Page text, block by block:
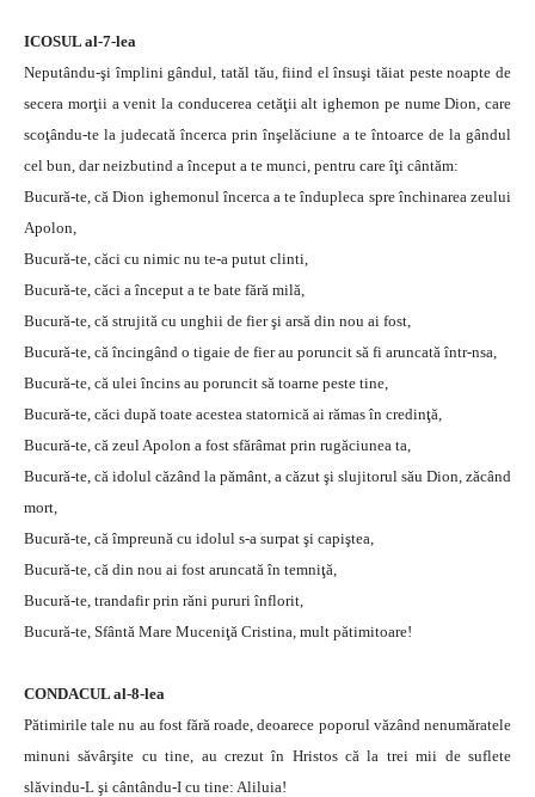
ICOSUL al-7-lea
Neputându-şi împlini gândul, tatăl tău, fiind el însuşi tăiat peste noapte de
secera morţii a venit la conducerea cetăţii alt ighemon pe nume Dion, care
scoţându-te la judecată încerca prin înşelăciune a te întoarce de la gândul
cel bun, dar neizbutind a început a te munci, pentru care îţi cântăm:
Bucură-te, că Dion ighemonul încerca a te îndupleca spre închinarea zeului
Apolon,
Bucură-te, căci cu nimic nu te-a putut clinti,
Bucură-te, căci a început a te bate fără milă,
Bucură-te, că strujită cu unghii de fier şi arsă din nou ai fost,
Bucură-te, că încingând o tigaie de fier au poruncit să fi aruncată într-nsa,
Bucură-te, că ulei încins au poruncit să toarne peste tine,
Bucură-te, căci după toate acestea statornică ai rămas în credinţă,
Bucură-te, că zeul Apolon a fost sfărâmat prin rugăciunea ta,
Bucură-te, că idolul căzând la pământ, a căzut şi slujitorul său Dion, zăcând
mort,
Bucură-te, că împreună cu idolul s-a surpat şi capiştea,
Bucură-te, că din nou ai fost aruncată în temniţă,
Bucură-te, trandafir prin răni pururi înflorit,
Bucură-te, Sfântă Mare Muceniţă Cristina, mult pătimitoare!
CONDACUL al-8-lea
Pătimirile tale nu au fost fără roade, deoarece poporul văzând nenumăratele
minuni săvârşite cu tine, au crezut în Hristos că la trei mii de suflete
slăvindu-L şi cântându-I cu tine: Aliluia!